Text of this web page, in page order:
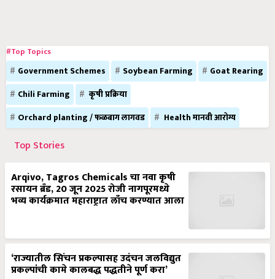
#Top Topics
Government Schemes Soybean Farming
Goat Rearing
Chili Farming
कृषी प्रक्रिया
Orchard planting / फळबाग लागवड
Health मानवी आरोग्य
Top Stories
Arqivo, Tagros Chemicals चा नवा कृषी
रसायन ब्रँड, 20 जून 2025 रोजी नागपूरमध्ये
भव्य कार्यक्रमात महाराष्ट्रात लाँच करण्यात आला
‘राज्यातील सिंचन प्रकल्पासह उदंचन जलविद्युत
प्रकल्पांची कामे कालबद्ध पद्धतीने पूर्ण करा’